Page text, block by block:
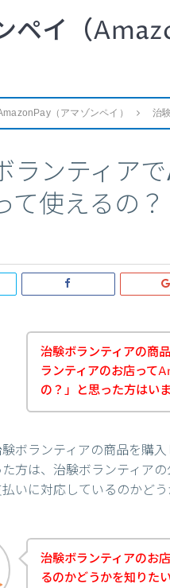
ペイ（
（アマゾンペイ） 治
ランティア
て使えるの？
治験ボランティアの商
ランティアのお店って
の？」と思った方はい
ボランティアの商品を購
方は、治験ボランティア
いに対応しているのかど
治験ボランティアのお
るのかどうかを知りた